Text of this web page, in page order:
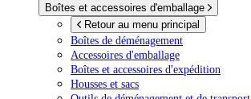
Boîtes et accessoires d'emballage
Retour au menu principal
Boîtes de déménagement
Accessoires d'emballage
Boîtes et accessoires d'expédition
Housses et sacs